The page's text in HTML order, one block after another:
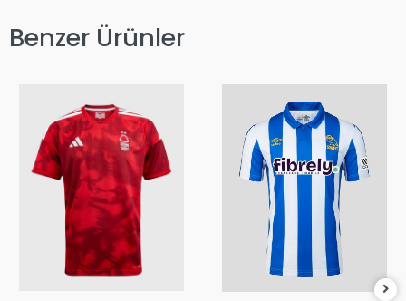
Benzer Ürünler